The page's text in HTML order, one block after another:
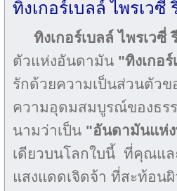
ทิงเกอร์เบลล์ ไพรเวซี่
ทิงเกอร์เบลล์ ไพรเวซี่
ตัวแห่งอันดามัน "ทิงเกอร์
รักด้วยความเป็นส่วนตัวข
ความอุดมสมบูรณ์ของธร
นามว่าเป็น "อันดามันแห่
เดียวบนโลกใบนี้ ที่คุณแ
แสงแดดเจิดจ้า ที่สะท้อน